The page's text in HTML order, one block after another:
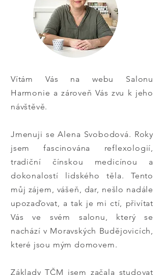
Vítám Vás na webu Salonu
Harmonie a zároveň Vás zvu k jeho
návštěvě.
Jmenuji se Alena Svobodová. Roky
jsem fascinována reflexologií,
tradiční čínskou medicínou a
dokonalostí lidského těla. Tento
můj zájem, vášeň, dar, nešlo nadále
upozaďovat, a tak je mi ctí, přivítat
Vás ve svém salonu, který se
nachází v Moravských Budějovicích,
které jsou mým domovem.
Základy TČM jsem začala studovat